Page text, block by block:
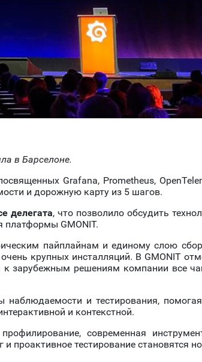
в Барселоне.
Grafana, Prometheus,
и дорожную карту из 5 шагов.
делегата, что позволило обсудить
платформы GMONIT.
пайплайнам и единому слою
крупных инсталляций. В GMONIT
к зарубежным решениям компании все
и тестирования, помогая
и контекстной.
современная
проактивное тестирование становятся